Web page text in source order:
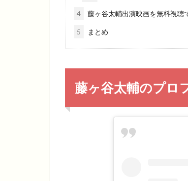
4 藤ヶ谷太輔出演映画を無料視聴
5 まとめ
藤ヶ谷太輔のプロ